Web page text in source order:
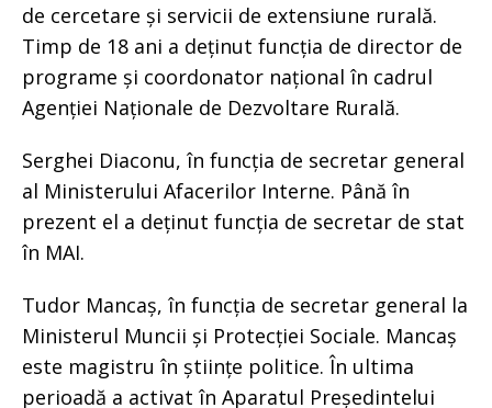
de cercetare și servicii de extensiune rurală.
Timp de 18 ani a deținut funcția de director de
programe și coordonator național în cadrul
Agenției Naționale de Dezvoltare Rurală.
Serghei Diaconu, în funcția de secretar general
al Ministerului Afacerilor Interne. Până în
prezent el a deținut funcția de secretar de stat
în MAI.
Tudor Mancaș, în funcția de secretar general la
Ministerul Muncii și Protecției Sociale. Mancaș
este magistru în științe politice. În ultima
perioadă a activat în Aparatul Președintelui